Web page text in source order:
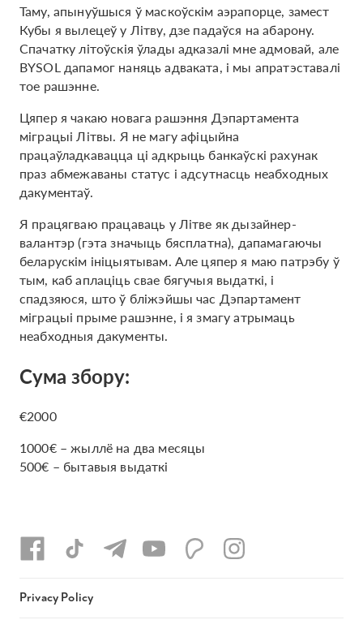
Таму, апынуўшыся ў маскоўскім аэрапорце, замест
Кубы я вылецеў у Літву, дзе падаўся на абарону.
Спачатку літоўскія ўлады адказалі мне адмовай, але
BYSOL дапамог наняць адваката, і мы апратэставалі
тое рашэнне.
Цяпер я чакаю новага рашэння Дэпартамента
міграцыі Літвы. Я не магу афіцыйна
працаўладкавацца ці адкрыць банкаўскі рахунак
праз абмежаваны статус і адсутнасць неабходных
дакументаў.
Я працягваю працаваць у Літве як дызайнер-
валантэр (гэта значыць бясплатна), дапамагаючы
беларускім ініцыятывам. Але цяпер я маю патрэбу ў
тым, каб аплаціць свае бягучыя выдаткі, і
спадзяюся, што ў бліжэйшы час Дэпартамент
міграцыі прыме рашэнне, і я змагу атрымаць
неабходныя дакументы.
Сума збору:
€2000
1000€ – жыллё на два месяцы
500€ – бытавыя выдаткі
Privacy Policy